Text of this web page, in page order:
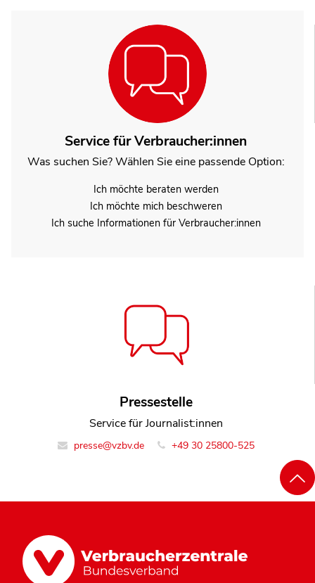
Service für Verbraucher:innen
Was suchen Sie? Wählen Sie eine passende Option:
Ich möchte beraten werden
Ich möchte mich beschweren
Ich suche Informationen für Verbraucher:innen
Pressestelle
Service für Journalist:innen
presse@vzbv.de +49 30 25800-525